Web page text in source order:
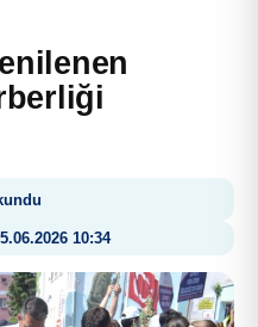
10:34